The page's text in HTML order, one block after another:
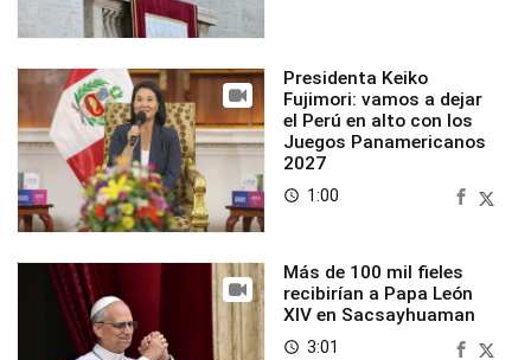
Presidenta Keiko
Fujimori: vamos a dejar
el Perú en alto con los
Juegos Panamericanos
2027
access_time 1:00
Más de 100 mil fieles
recibirían a Papa León
XIV en Sacsayhuaman
access_time 3:01